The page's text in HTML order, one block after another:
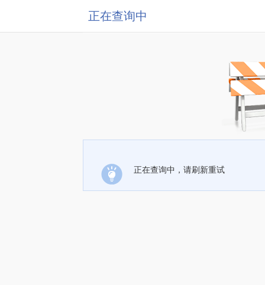
正在查询中
正在查询中，请刷新重试